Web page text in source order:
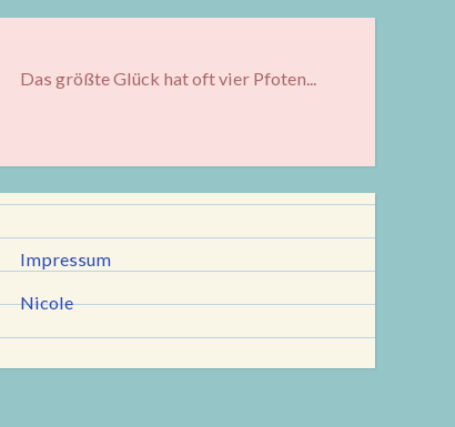
Das größte Glück hat oft vier Pfoten...
Impressum
Nicole